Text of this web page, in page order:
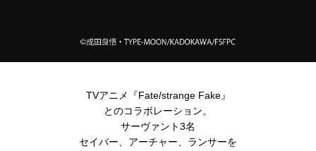
TVアニメ『Fate/strange Fake』
とのコラボレーション。
サーヴァント3名
セイバー、アーチャー、ランサーを